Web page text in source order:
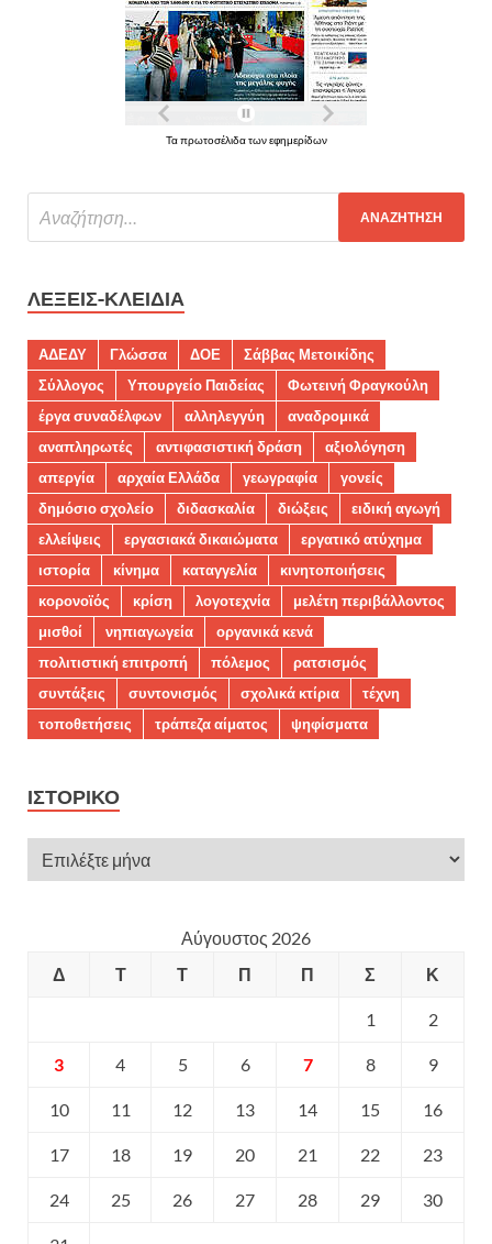
Τα πρωτοσέλιδα των εφημερίδων
ΛΈΞΕΙΣ-ΚΛΕΙΔΙΆ
ΑΔΕΔΥ Γλώσσα ΔΟΕ
Σάββας Μετοικίδης
Σύλλογος
Υπουργείο Παιδείας
Φωτεινή Φραγκούλη
έργα συναδέλφων
αλληλεγγύη
αναδρομικά
αναπληρωτές
αντιφασιστική δράση
αξιολόγηση
απεργία
αρχαία Ελλάδα γεωγραφία
γονείς
δημόσιο σχολείο
διδασκαλία διώξεις
ειδική αγωγή
ελλείψεις
εργασιακά δικαιώματα
εργατικό ατύχημα
ιστορία
κίνημα καταγγελία
κινητοποιήσεις
κορονοϊός
κρίση λογοτεχνία
μελέτη περιβάλλοντος
μισθοί
νηπιαγωγεία
οργανικά κενά
πολιτιστική επιτροπή
πόλεμος
ρατσισμός
συντάξεις
συντονισμός σχολικά κτίρια
τέχνη
τοποθετήσεις
τράπεζα αίματος ψηφίσματα
ΙΣΤΟΡΙΚΌ
Αύγουστος 2026
Δ
Τ Τ Π Π Σ Κ
1 2
3 4 5 6 7 8 9
10 11 12 13 14 15 16
17 18 19 20 21 22 23
24 25 26 27 28 29 30